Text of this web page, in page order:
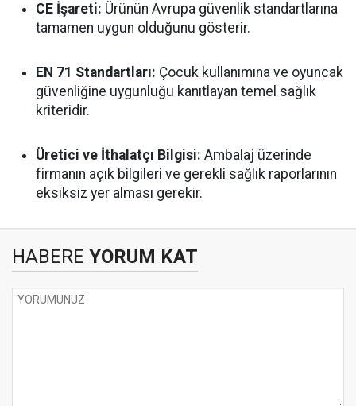
CE İşareti: Ürünün Avrupa güvenlik standartlarına
tamamen uygun olduğunu gösterir.
EN 71 Standartları: Çocuk kullanımına ve oyuncak
güvenliğine uygunluğu kanıtlayan temel sağlık
kriteridir.
Üretici ve İthalatçı Bilgisi: Ambalaj üzerinde
firmanın açık bilgileri ve gerekli sağlık raporlarının
eksiksiz yer alması gerekir.
HABERE YORUM KAT